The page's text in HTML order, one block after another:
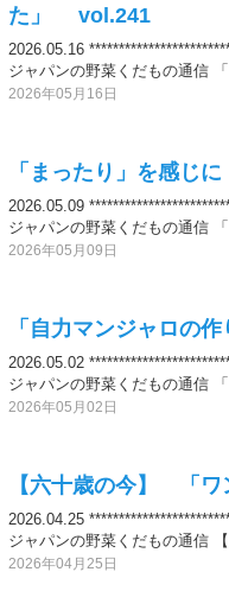
た」 vol.241
2026.05.16
ジャパンの野菜くだもの通信
2026年05月16日
「まったり」を感じ
2026.05.09
ジャパンの野菜くだもの通信
2026年05月09日
「自力マンジャロの
2026.05.02
ジャパンの野菜くだもの通信
2026年05月02日
【六十歳の今】 「
2026.04.25
ジャパンの野菜くだもの通信
2026年04月25日